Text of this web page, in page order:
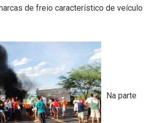
de freio característico de veículo
Na parte